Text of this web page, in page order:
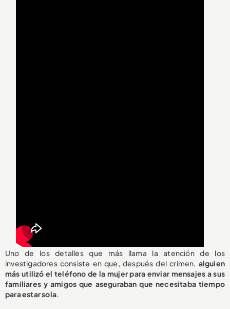
Uno de los detalles que más llama la atención de los
investigadores consiste en que, después del crimen, alguien
más utilizó el teléfono de la mujer para enviar mensajes a sus
familiares y amigos que aseguraban que necesitaba tiempo
para estar sola.